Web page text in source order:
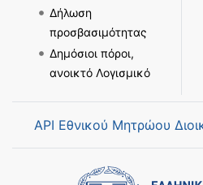
Δήλωση
προσβασιμότητας
Δημόσιοι πόροι,
ανοικτό Λογισμικό
API Εθνικού Μητρώου